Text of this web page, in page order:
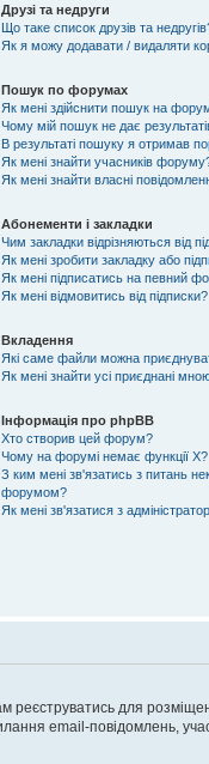
Друзі та недруги
Що таке список друзів та
Як я можу додавати / видаляти
Пошук по форумах
Як мені здійснити пошук на
Чому мій пошук не дає
В результаті пошуку я отримав
Як мені знайти учасників
Як мені знайти власні
Абонементи і закладки
Чим закладки відрізняються від
Як мені зробити закладку або
Як мені підписатись на певний
Як мені відмовитись від підписки?
Вкладення
Які саме файли можна
Як мені знайти усі приєднані
Інформація про phpBB
Хто створив цей форум?
Чому на форумі немає функції X?
З ким мені зв'язатись з питань
форумом?
Як мені зв'язатися з
для
email-повідомлень,